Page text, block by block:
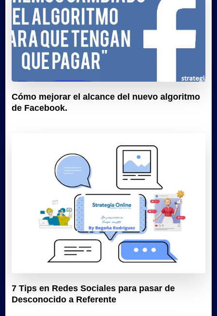
Cómo mejorar el alcance del nuevo algoritmo
de Facebook.
7 Tips en Redes Sociales para pasar de
Desconocido a Referente